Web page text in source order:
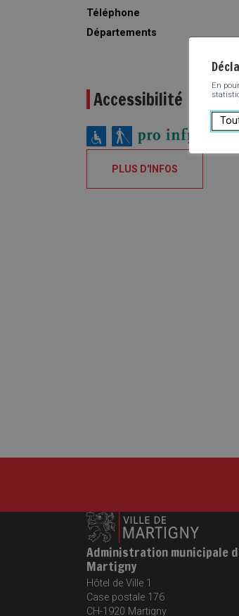
Téléphone
Départements
Accessibilité
PLUS D'INFOS
Administration municipale
Martigny
Hôtel de Ville 1
Case postale 176
CH-1920 Martigny
En